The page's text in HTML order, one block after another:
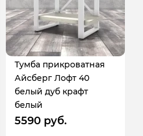
Тумба прикроватная
Айсберг Лофт 40
белый дуб крафт
белый
5590 руб.